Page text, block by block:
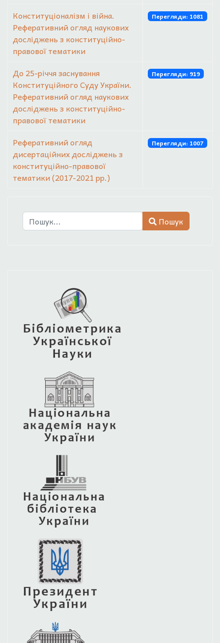
Конституціоналізм і війна.
Реферативний огляд наукових
досліджень з конституційно-
правової тематики
Перегляди: 1081
До 25-річчя заснування
Конституційного Суду України.
Реферативний огляд наукових
досліджень з конституційно-
правової тематики
Перегляди: 919
Реферативний огляд
дисертаційних досліджень з
конституційно-правової
тематики (2017-2021 рр.)
Перегляди: 1007
Пошук
Пошук